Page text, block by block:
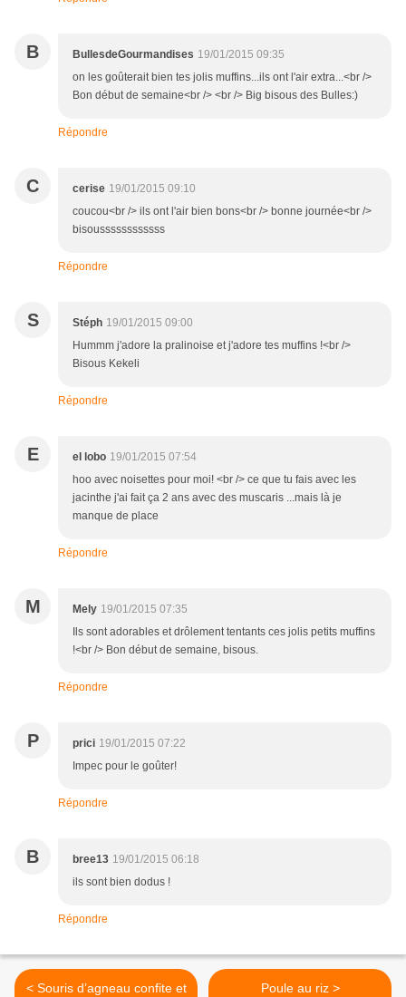
B BullesdeGourmandises 19/01/2015 09:35
on les goûterait bien tes jolis muffins...ils ont l'air extra...<br />
Bon début de semaine<br /> <br /> Big bisous des Bulles:)
Répondre
C cerise 19/01/2015 09:10
coucou<br /> ils ont l'air bien bons<br /> bonne journée<br />
bisoussssssssssss
Répondre
S Stéph 19/01/2015 09:00
Hummm j'adore la pralinoise et j'adore tes muffins !<br />
Bisous Kekeli
Répondre
E el lobo 19/01/2015 07:54
hoo avec noisettes pour moi! <br /> ce que tu fais avec les
jacinthe j'ai fait ça 2 ans avec des muscaris ...mais là je
manque de place
Répondre
M Mely 19/01/2015 07:35
Ils sont adorables et drôlement tentants ces jolis petits muffins
!<br /> Bon début de semaine, bisous.
Répondre
P prici 19/01/2015 07:22
Impec pour le goûter!
Répondre
B bree13 19/01/2015 06:18
ils sont bien dodus !
Répondre
< Souris d’agneau confite et
Poule au riz >